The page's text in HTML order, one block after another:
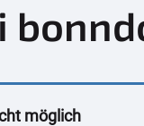
möglich